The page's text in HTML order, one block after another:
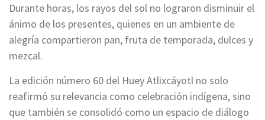
Durante horas, los rayos del sol no lograron disminuir el
ánimo de los presentes, quienes en un ambiente de
alegría compartieron pan, fruta de temporada, dulces y
mezcal.
La edición número 60 del Huey Atlixcáyotl no solo
reafirmó su relevancia como celebración indígena, sino
que también se consolidó como un espacio de diálogo